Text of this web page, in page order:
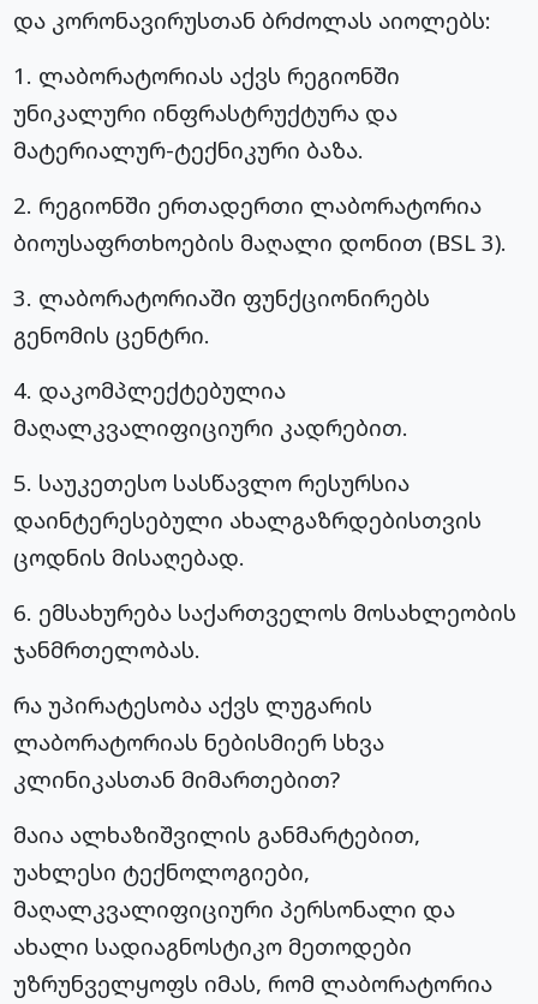
და კორონავირუსთან ბრძოლას აიოლებს:
1. ლაბორატორიას აქვს რეგიონში
უნიკალური ინფრასტრუქტურა და
მატერიალურ-ტექნიკური ბაზა.
2. რეგიონში ერთადერთი ლაბორატორია
ბიოუსაფრთხოების მაღალი დონით (BSL 3).
3. ლაბორატორიაში ფუნქციონირებს
გენომის ცენტრი.
4. დაკომპლექტებულია
მაღალკვალიფიციური კადრებით.
5. საუკეთესო სასწავლო რესურსია
დაინტერესებული ახალგაზრდებისთვის
ცოდნის მისაღებად.
6. ემსახურება საქართველოს მოსახლეობის
ჯანმრთელობას.
რა უპირატესობა აქვს ლუგარის
ლაბორატორიას ნებისმიერ სხვა
კლინიკასთან მიმართებით?
მაია ალხაზიშვილის განმარტებით,
უახლესი ტექნოლოგიები,
მაღალკვალიფიციური პერსონალი და
ახალი სადიაგნოსტიკო მეთოდები
უზრუნველყოფს იმას, რომ ლაბორატორია